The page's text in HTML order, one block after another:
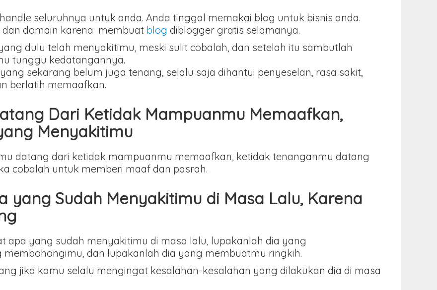
seluruhnya untuk anda. Anda tinggal memakai blog untuk bisnis anda.
domain karena membuat blog diblogger gratis selamanya.
dulu telah menyakitimu, meski sulit cobalah, dan setelah itu sambutlah
tunggu kedatangannya.
sekarang belum juga tenang, selalu saja dihantui penyeselan, rasa sakit,
berlatih memaafkan.
Dari Ketidak Mampuanmu Memaafkan,
Menyakitimu
datang dari ketidak mampuanmu memaafkan, ketidak tenanganmu datang
cobalah untuk memberi maaf dan pasrah.
yang Sudah Menyakitimu di Masa Lalu, Karena
apa yang sudah menyakitimu di masa lalu, lupakanlah dia yang
dan lupakanlah dia yang membuatmu ringkih.
jika kamu selalu mengingat kesalahan-kesalahan yang dilakukan dia di masa